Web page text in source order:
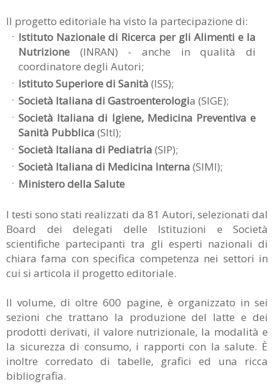
Il progetto editoriale ha visto la partecipazione di:
Istituto Nazionale di Ricerca per gli Alimenti e la
Nutrizione (INRAN) - anche in qualità di
coordinatore degli Autori;
Istituto Superiore di Sanità (ISS);
Società Italiana di Gastroenterologia (SIGE);
Società Italiana di Igiene, Medicina Preventiva e
Sanità Pubblica (SItI);
Società Italiana di Pediatria (SIP);
Società Italiana di Medicina Interna (SIMI);
Ministero della Salute
I testi sono stati realizzati da 81 Autori, selezionati dal
Board dei delegati delle Istituzioni e Società
scientifiche partecipanti tra gli esperti nazionali di
chiara fama con specifica competenza nei settori in
cui si articola il progetto editoriale.
Il volume, di oltre 600 pagine, è organizzato in sei
sezioni che trattano la produzione del latte e dei
prodotti derivati, il valore nutrizionale, la modalità e
la sicurezza di consumo, i rapporti con la salute. È
inoltre corredato di tabelle, grafici ed una ricca
bibliografia.